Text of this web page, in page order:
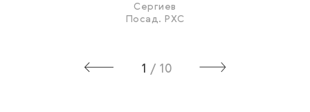
Сергиев
Посад. РХС
1 / 10